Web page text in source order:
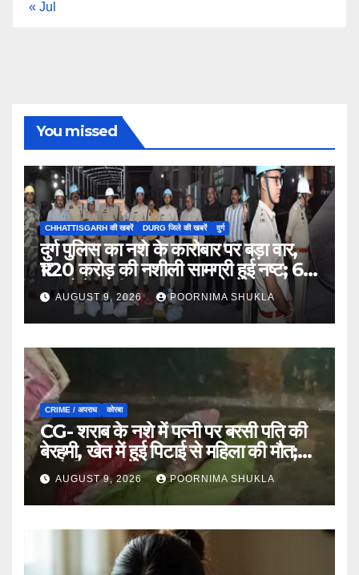
« Jul
You missed
CHHATTISGARH की खबरें DURG जिले की खबरें दुर्ग
दुर्ग पुलिस का नशे के कारोबार पर बड़ा वार,
₹1.20 करोड़ की नशीली सामग्री हुई नष्ट; 66
मामलों में जब्ती…
AUGUST 9, 2026 POORNIMA SHUKLA
CRIME / अपराध कोरबा
CG- शराब के नशे में पत्नी पर बरसी पति की
बेरहमी, खेत में हुई पिटाई से महिला की मौत;
आरोपी फरार…
AUGUST 9, 2026 POORNIMA SHUKLA